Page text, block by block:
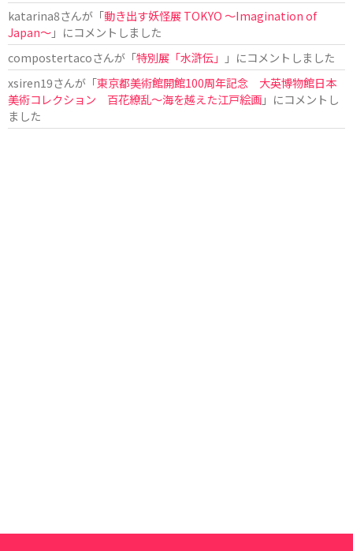
katarina8さんが「動き出す妖怪展 TOKYO 〜Imagination of
Japan〜」にコメントしました
compostertacoさんが「特別展「水滸伝」
」にコメントしました
xsiren19さんが「東京都美術館開館100周年記念 大英博物館日本
美術コレクション 百花繚乱～海を越えた江戸絵画」にコメントし
ました